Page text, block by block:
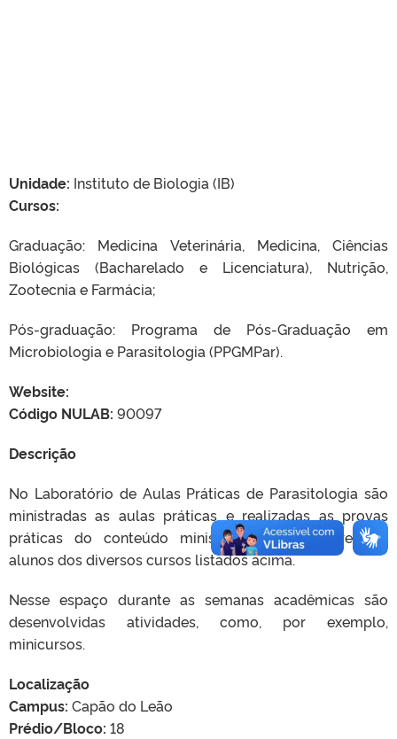
Unidade: Instituto de Biologia (IB)
Cursos:
Graduação: Medicina Veterinária, Medicina, Ciências
Biológicas (Bacharelado e Licenciatura), Nutrição,
Zootecnia e Farmácia;
Pós-graduação: Programa de Pós-Graduação em
Microbiologia e Parasitologia (PPGMPar).
Website:
Código NULAB: 90097
Descrição
No Laboratório de Aulas Práticas de Parasitologia são
ministradas as aulas práticas e realizadas as provas
práticas do conteúdo ministrado no semestre aos
alunos dos diversos cursos listados acima.
Nesse espaço durante as semanas acadêmicas são
desenvolvidas atividades, como, por exemplo,
minicursos.
Localização
Campus: Capão do Leão
Prédio/Bloco: 18